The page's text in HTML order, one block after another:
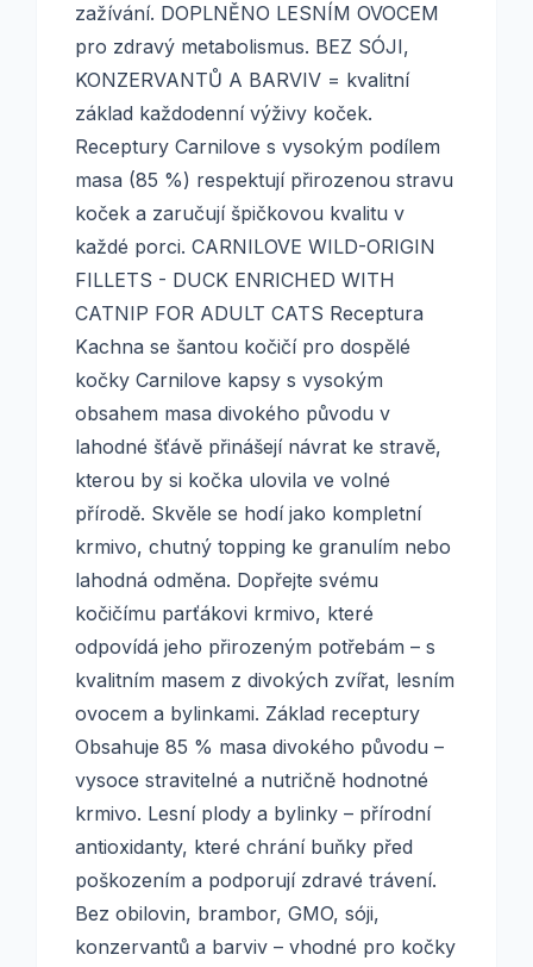
zažívání. DOPLNĚNO LESNÍM OVOCEM
pro zdravý metabolismus. BEZ SÓJI,
KONZERVANTŮ A BARVIV = kvalitní
základ každodenní výživy koček.
Receptury Carnilove s vysokým podílem
masa (85 %) respektují přirozenou stravu
koček a zaručují špičkovou kvalitu v
každé porci. CARNILOVE WILD-ORIGIN
FILLETS - DUCK ENRICHED WITH
CATNIP FOR ADULT CATS Receptura
Kachna se šantou kočičí pro dospělé
kočky Carnilove kapsy s vysokým
obsahem masa divokého původu v
lahodné šťávě přinášejí návrat ke stravě,
kterou by si kočka ulovila ve volné
přírodě. Skvěle se hodí jako kompletní
krmivo, chutný topping ke granulím nebo
lahodná odměna. Dopřejte svému
kočičímu parťákovi krmivo, které
odpovídá jeho přirozeným potřebám – s
kvalitním masem z divokých zvířat, lesním
ovocem a bylinkami. Základ receptury
Obsahuje 85 % masa divokého původu –
vysoce stravitelné a nutričně hodnotné
krmivo. Lesní plody a bylinky – přírodní
antioxidanty, které chrání buňky před
poškozením a podporují zdravé trávení.
Bez obilovin, brambor, GMO, sóji,
konzervantů a barviv – vhodné pro kočky